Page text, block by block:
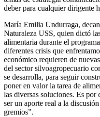
deber para cualquier dirigente
María Emilia Undurraga,
Naturaleza USS, quien dictó
alimentaria durante el
diferentes crisis que
económico requieren de
del sector silvoagropecuario
se desarrolla, para seguir
poner en valor la tarea de
las diversas soluciones. Es por
ser un aporte real a la
gremios”.